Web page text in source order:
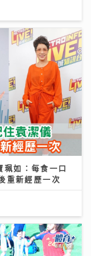
如：每食一口
重新經歷一次